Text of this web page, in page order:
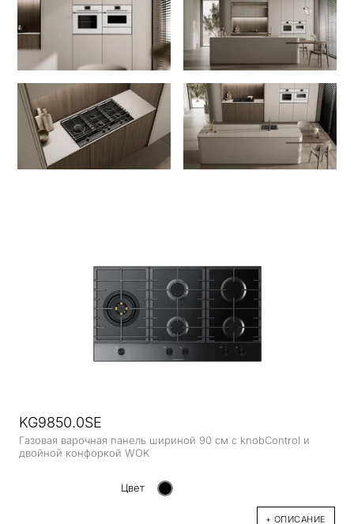
KG9850.0SE
Газовая варочная панель шириной 90 см с knobControl и
двойной конфоркой WOK
Цвет
+ ОПИСАНИЕ